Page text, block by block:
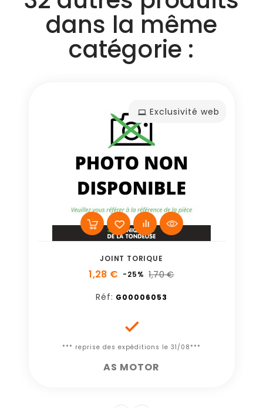
dans la même
catégorie :
Exclusivité web
JOINT TORIQUE
1,28 € -25% 1,70 €
Réf: G00006053

*** reprise des expéditions le 31/08***
AS MOTOR